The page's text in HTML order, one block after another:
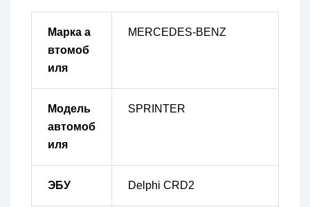
Марка а
втомоб
иля
MERCEDES-BENZ
Модель
автомоб
иля
SPRINTER
ЭБУ Delphi CRD2